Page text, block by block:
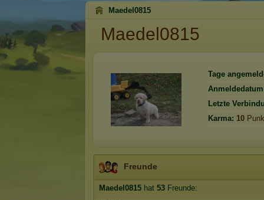
Maedel0815
Maedel0815
Tage
Letzte
Karma: 10
Freunde
Maedel0815 hat 53 Freunde: